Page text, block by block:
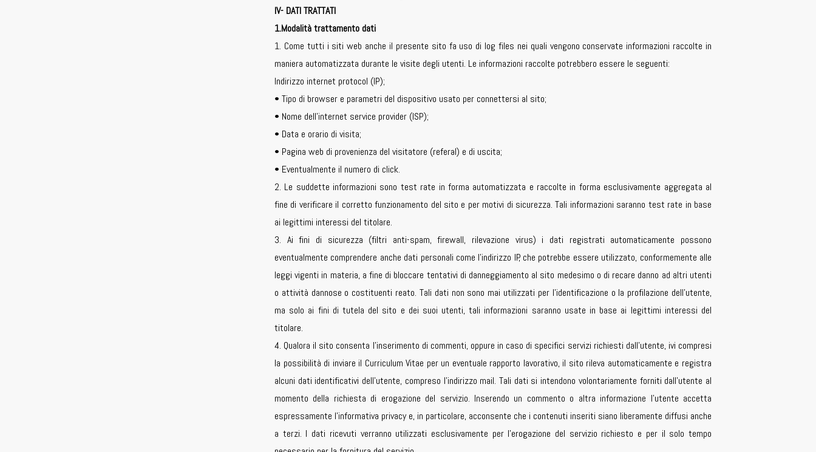
IV- DATI TRATTATI
1.Modalità trattamento dati
1. Come tutti i siti web anche il presente sito fa uso di log files nei quali vengono conservate informazioni raccolte in
maniera automatizzata durante le visite degli utenti. Le informazioni raccolte potrebbero essere le seguenti:
Indirizzo internet protocol (IP);
• Tipo di browser e parametri del dispositivo usato per connettersi al sito;
• Nome dell’internet service provider (ISP);
• Data e orario di visita;
• Pagina web di provenienza del visitatore (referal) e di uscita;
• Eventualmente il numero di click.
2. Le suddette informazioni sono test rate in forma automatizzata e raccolte in forma esclusivamente aggregata al
fine di verificare il corretto funzionamento del sito e per motivi di sicurezza. Tali informazioni saranno test rate in base
ai legittimi interessi del titolare.
3. Ai fini di sicurezza (filtri anti-spam, firewall, rilevazione virus) i dati registrati automaticamente possono
eventualmente comprendere anche dati personali come l’indirizzo IP, che potrebbe essere utilizzato, conformemente alle
leggi vigenti in materia, a fine di bloccare tentativi di danneggiamento al sito medesimo o di recare danno ad altri utenti
o attività dannose o costituenti reato. Tali dati non sono mai utilizzati per l’identificazione o la profilazione dell’utente,
ma solo ai fini di tutela del sito e dei suoi utenti, tali informazioni saranno usate in base ai legittimi interessi del
titolare.
4. Qualora il sito consenta l’inserimento di commenti, oppure in caso di specifici servizi richiesti dall’utente, ivi compresi
la possibilità di inviare il Curriculum Vitae per un eventuale rapporto lavorativo, il sito rileva automaticamente e registra
alcuni dati identificativi dell’utente, compreso l’indirizzo mail. Tali dati si intendono volontariamente forniti dall’utente al
momento della richiesta di erogazione del servizio. Inserendo un commento o altra informazione l’utente accetta
espressamente l’informativa privacy e, in particolare, acconsente che i contenuti inseriti siano liberamente diffusi anche
a terzi. I dati ricevuti verranno utilizzati esclusivamente per l’erogazione del servizio richiesto e per il solo tempo